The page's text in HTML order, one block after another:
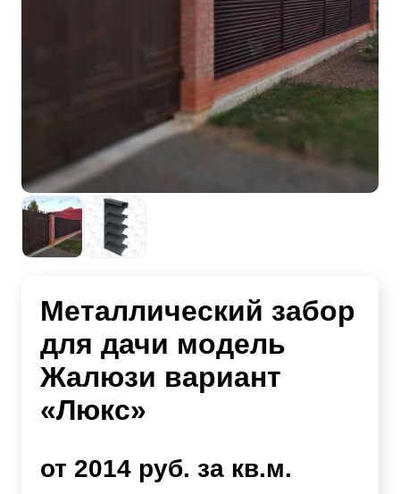
Металлический забор
для дачи модель
Жалюзи вариант
«Люкс»
от 2014 руб. за кв.м.